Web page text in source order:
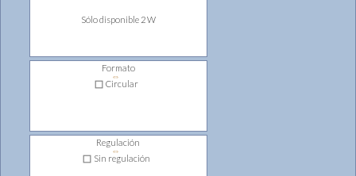
Sólo disponible 2 W
Formato
⇔
Circular
Regulación
⇔
Sin regulación